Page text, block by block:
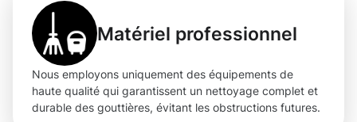
Matériel professionnel
Nous employons uniquement des équipements de
haute qualité qui garantissent un nettoyage complet et
durable des gouttières, évitant les obstructions futures.